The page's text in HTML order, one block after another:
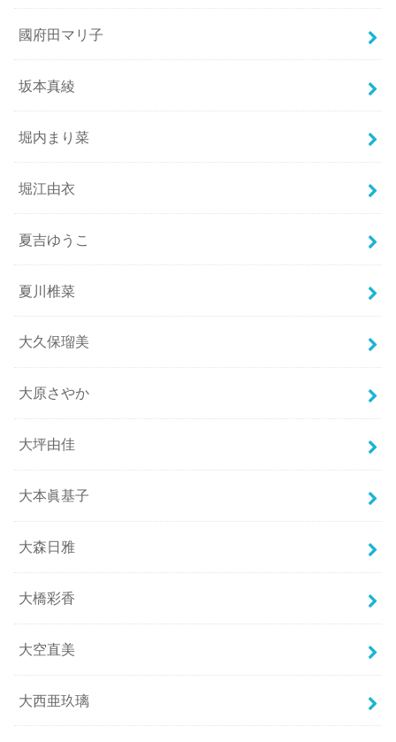
國府田マリ子
坂本真綾
堀内まり菜
堀江由衣
夏吉ゆうこ
夏川椎菜
大久保瑠美
大原さやか
大坪由佳
大本眞基子
大森日雅
大橋彩香
大空直美
大西亜玖璃